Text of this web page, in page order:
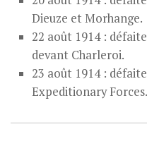
Dieuze et Morhange.
22 août 1914 :
devant Charleroi.
23 août 1914 :
Expeditionary